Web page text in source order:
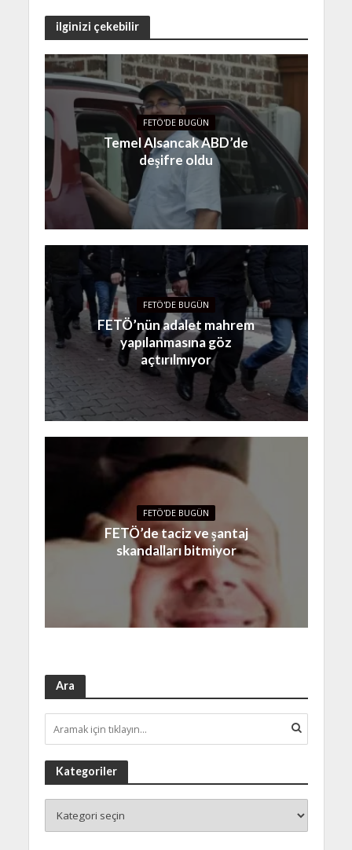
ilginizi çekebilir
FETÖ'DE BUGÜN
Temel Alsancak ABD’de
deşifre oldu
FETÖ'DE BUGÜN
FETÖ’nün adalet mahrem
yapılanmasına göz
açtırılmıyor
FETÖ'DE BUGÜN
FETÖ’de taciz ve şantaj
skandalları bitmiyor
Ara
Kategoriler